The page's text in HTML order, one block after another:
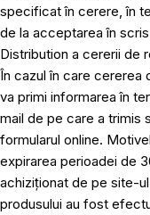
specificat în cerere, în
de la acceptarea în
Distribution a cererii de
În cazul în care cererea
va primi informarea în
mail de pe care a trimis
formularul online.
expirarea perioadei de
achiziționat de pe site-ul
produsului au fost